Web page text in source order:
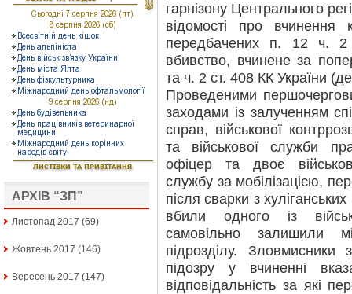
АРХІВ “ЗП”
Листопад 2017 (69)
Жовтень 2017 (146)
Вересень 2017 (147)
гарнізону Центрального
відомості про вчинення
передбачених п. 12 ч. 2
вбивство, вчинене за
та ч. 2 ст. 408 КК України
Проведеними
заходами із залученням
справ, військової
та військової служби
офіцер та двоє
службу за мобілізацією,
після сварки з
вбили одного із
самовільно залишили
підрозділу.
підозру у вчиненні
відповідальність за які